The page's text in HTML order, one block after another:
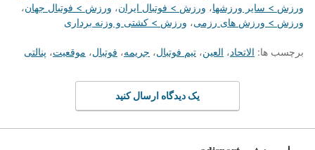
ورزش > سایر ورزشها، ورزش > فوتبال ایران، ورزش > فوتبال جهان،
ورزش > ورزش های رزمی، ورزش > کشتی و وزنه برداری
برچسب ها: الاتحاد، العین، تیم فوتبال، جریمه، فوتبال، موقعیت، پنالتی
یک دیدگاه ارسال کنید